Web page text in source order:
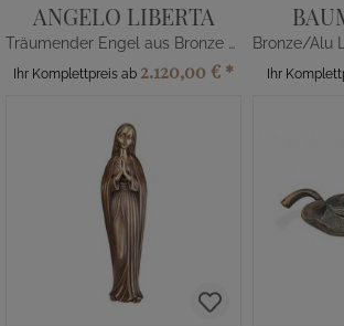
ANGELO LIBERTA
Träumender Engel aus Bronze sitzend
Ihr Komplettpreis ab 2.120,00 € * Ihr